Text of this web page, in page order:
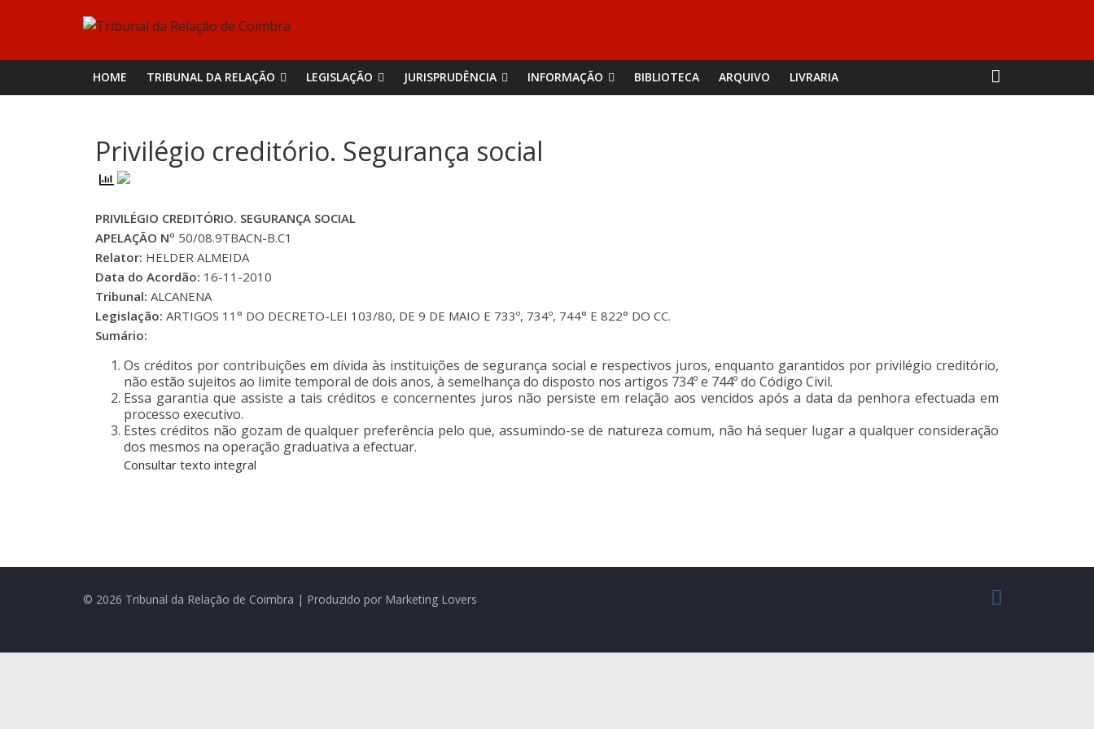
Tribunal
da
Relação
de
Coimbra
HOME TRIBUNAL DA RELAÇÃO LEGISLAÇÃO JURISPRUDÊNCIA INFORMAÇÃO BIBLIOTECA ARQUIVO LIVRARIA
Privilégio creditório. Segurança social
PRIVILÉGIO CREDITÓRIO. SEGURANÇA SOCIAL
APELAÇÃO Nº 50/08.9TBACN-B.C1
Relator: HELDER ALMEIDA
Data do Acordão: 16-11-2010
Tribunal: ALCANENA
Legislação: ARTIGOS 11° DO DECRETO-LEI 103/80, DE 9 DE MAIO E 733º, 734º, 744° E 822° DO CC.
Sumário:
Os créditos por contribuições em dívida às instituições de segurança social e respectivos juros, enquanto garantidos por privilégio creditório,
não estão sujeitos ao limite temporal de dois anos, à semelhança do disposto nos artigos 734º e 744º do Código Civil.
Essa garantia que assiste a tais créditos e concernentes juros não persiste em relação aos vencidos após a data da penhora efectuada em
processo executivo.
Estes créditos não gozam de qualquer preferência pelo que, assumindo-se de natureza comum, não há sequer lugar a qualquer consideração
dos mesmos na operação graduativa a efectuar.
Consultar texto integral
© 2026 Tribunal da Relação de Coimbra | Produzido por Marketing Lovers